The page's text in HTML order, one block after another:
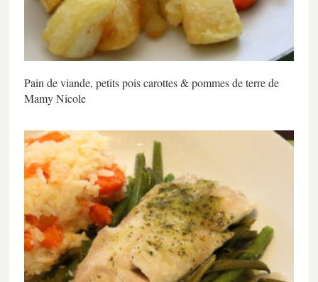
Pain de viande, petits pois carottes & pommes de terre de
Mamy Nicole